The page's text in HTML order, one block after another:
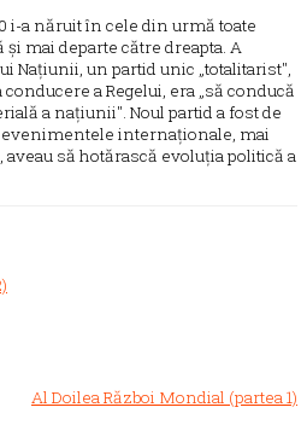
i-a năruit în cele din urmă toate
mai departe către dreapta. A
Națiunii, un partid unic „totalitarist",
a Regelui, era „să conducă
a națiunii". Noul partid a fost de
internaționale, mai
să hotărască evoluția politică a
Al Doilea Război Mondial (partea 1)